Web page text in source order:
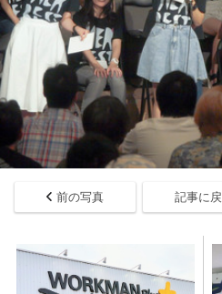
前の写真 記事に